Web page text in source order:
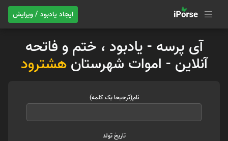
ایجاد یادبود / ویرایش
آی پرسه - یادبود ، ختم و فاتحه
آنلاین - اموات شهرستانهشترود
نام(ترجیحا یک کلمه)
تاریخ تولد